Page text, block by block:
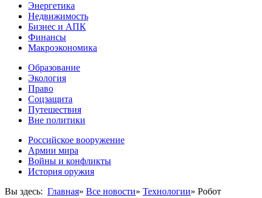
Энергетика
Недвижимость
Бизнес и АПК
Финансы
Макроэкономика
Образование
Экология
Право
Соцзащита
Путешествия
Вне политики
Российское вооружение
Армии мира
Войны и конфликты
История оружия
Вы здесь: Главная» Все новости» Технологии» Робот